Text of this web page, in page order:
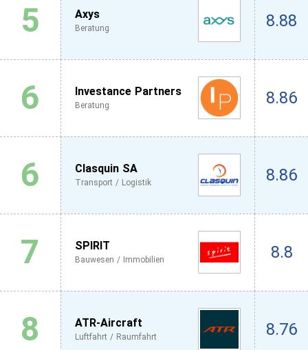
5 Axys
Beratung 8.88
6 Investance Partners
Beratung 8.86
6 Clasquin SA
Transport / Logistik 8.86
7 SPIRIT
Bauwesen / Immobilien 8.8
8 ATR-Aircraft
Luftfahrt / Raumfahrt 8.76